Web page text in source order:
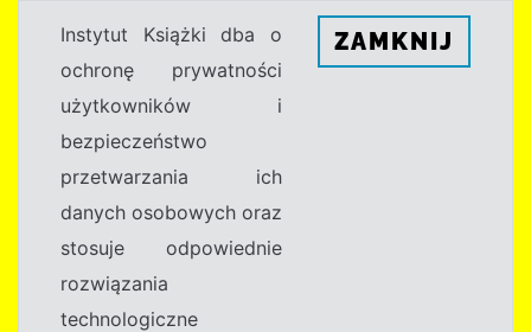
Instytut Książki dba o
ochronę prywatności
użytkowników i
bezpieczeństwo
przetwarzania ich
danych osobowych oraz
stosuje odpowiednie
rozwiązania
technologiczne
ZAMKNIJ